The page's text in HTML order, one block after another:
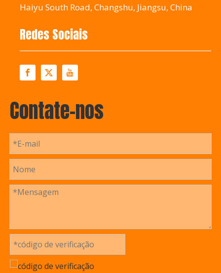
Haiyu South Road, Changshu, Jiangsu, China
Redes Sociais
Contate-nos